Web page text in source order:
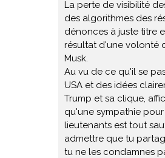
La perte de visibilité
des algorithmes des
dénonces à juste titre
résultat d'une volonté
Musk.
Au vu de ce qu'il se
USA et des idées
Trump et sa clique,
qu'une sympathie
lieutenants est tout
admettre que tu
tu ne les condamnes